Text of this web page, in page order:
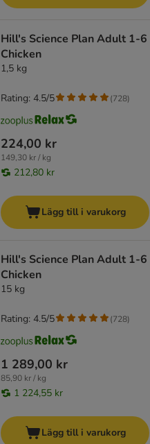
Hill's Science Plan Adult 1-6
Chicken
1,5 kg
224,00 kr
149,30 kr / kg
212,80 kr
Rating: 4.5/5 (728)
Lägg till i varukorg
Hill's Science Plan Adult 1-6
Chicken
15 kg
1 289,00 kr
85,90 kr / kg
1 224,55 kr
Rating: 4.5/5 (728)
Lägg till i varukorg